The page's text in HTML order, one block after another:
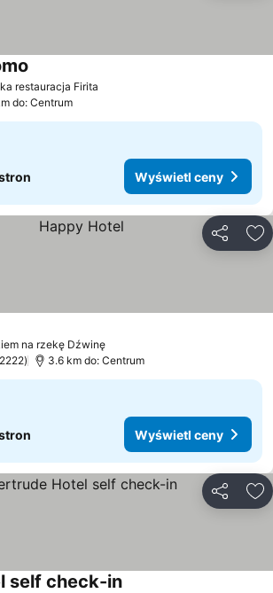
restauracja Firita
do: Centrum
Wyświetl ceny
na rzekę Dźwinę
2222 3.6 km do: Centrum
Wyświetl ceny
self check-in